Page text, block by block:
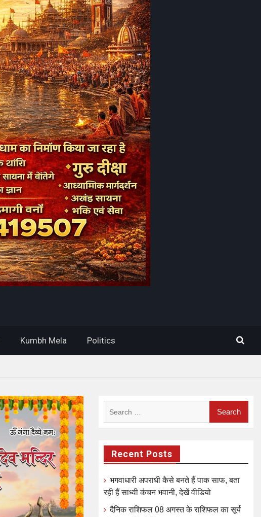
Kumbh Mela Politics
Recent Posts
भगवाधारी अपराधी कैसे बनते हैं पाक साफ, बता
रही हैं साध्वी कंचन भवानी, देखें वीडियो
दैनिक राशिफल 08 अगस्त के राशिफल का सूर्य